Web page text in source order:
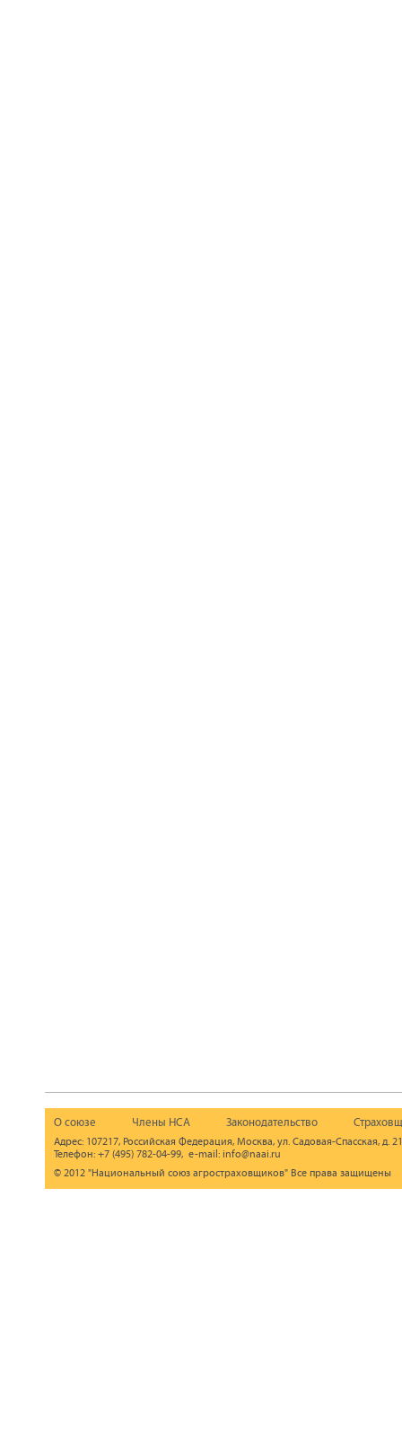
О союзе Члены НСА Законодательство
Адрес: 107217, Российская Федерация, Москва, ул. Садовая-Спасская, д.
Телефон: +7 (495) 782-04-99, e-mail: info@naai.ru
© 2012 "Национальный союз агростраховщиков" Все права защищены